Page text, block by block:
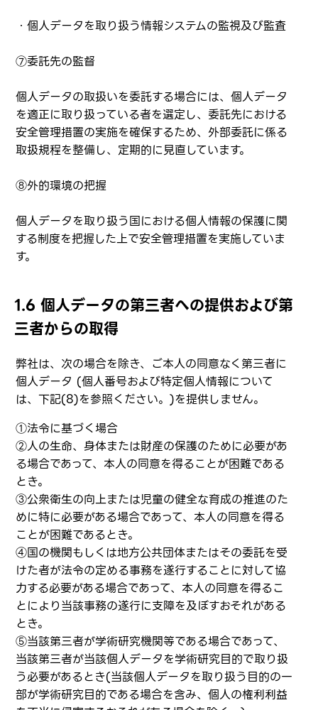
・個人データを取り扱う情報システムの監視及び監査
⑦委託先の監督
個人データの取扱いを委託する場合には、個人データ
を適正に取り扱っている者を選定し、委託先における
安全管理措置の実施を確保するため、外部委託に係る
取扱規程を整備し、定期的に見直しています。
⑧外的環境の把握
個人データを取り扱う国における個人情報の保護に関
する制度を把握した上で安全管理措置を実施していま
す。
1.6 個人データの第三者への提供および第
三者からの取得
弊社は、次の場合を除き、ご本人の同意なく第三者に
個人データ (個人番号および特定個人情報について
は、下記(8)を参照ください。)を提供しません。
①法令に基づく場合
②人の生命、身体または財産の保護のために必要があ
る場合であって、本人の同意を得ることが困難である
とき。
③公衆衛生の向上または児童の健全な育成の推進のた
めに特に必要がある場合であって、本人の同意を得る
ことが困難であるとき。
④国の機関もしくは地方公共団体またはその委託を受
けた者が法令の定める事務を遂行することに対して協
力する必要がある場合であって、本人の同意を得るこ
とにより当該事務の遂行に支障を及ぼすおそれがある
とき。
⑤当該第三者が学術研究機関等である場合であって、
当該第三者が当該個人データを学術研究目的で取り扱
う必要があるとき(当該個人データを取り扱う目的の一
部が学術研究目的である場合を含み、個人の権利利益